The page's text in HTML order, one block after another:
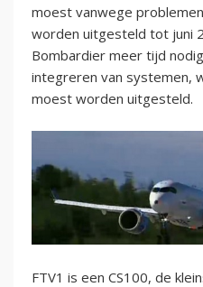
moest vanwege
worden uitgesteld tot juni
Bombardier meer tijd
integreren van systemen,
moest worden uitgesteld.
FTV1 is een CS100, de